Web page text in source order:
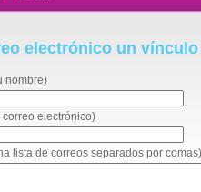
electrónico un
nombre)
correo electrónico)
lista de correos separados por comas)